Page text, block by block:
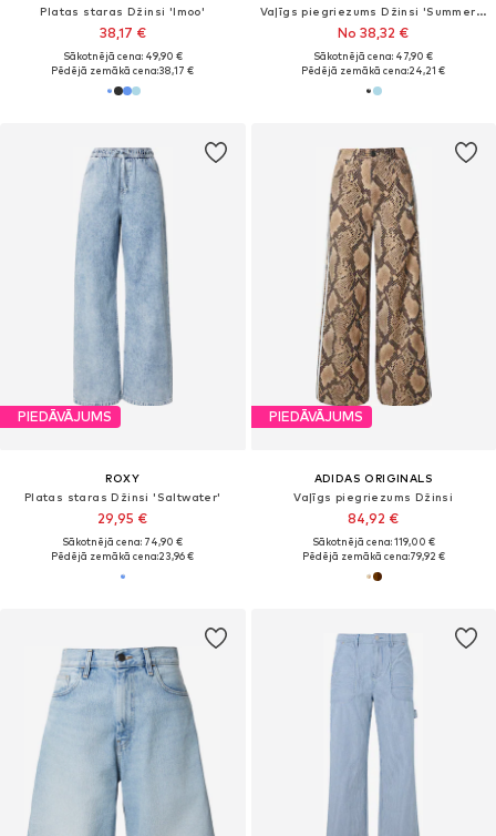
Platas staras Džinsi 'Imoo'
38,17 €
Sākotnējā cena: 49,90 €
Pēdējā zemākā cena:38,17 €
Vaļīgs piegriezums Džinsi 'Summer Glow'
No 38,32 €
Sākotnējā cena: 47,90 €
Pēdējā zemākā cena:24,21 €
PIEDĀVĀJUMS
ROXY
Platas staras Džinsi 'Saltwater'
29,95 €
Sākotnējā cena: 74,90 €
Pēdējā zemākā cena:23,96 €
PIEDĀVĀJUMS
ADIDAS ORIGINALS
Vaļīgs piegriezums Džinsi
84,92 €
Sākotnējā cena: 119,00 €
Pēdējā zemākā cena:79,92 €